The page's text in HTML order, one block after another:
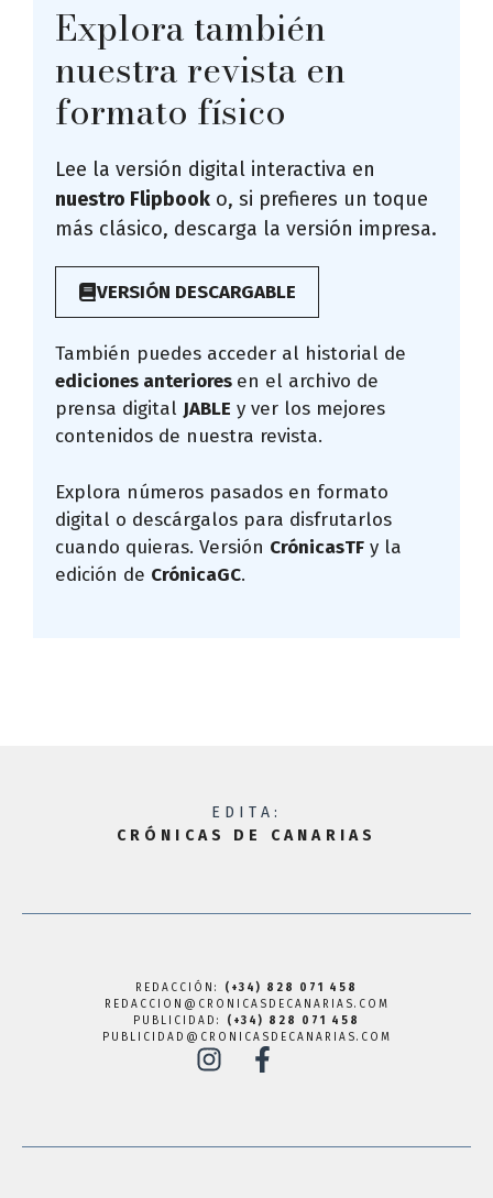
Explora también
nuestra revista en
formato físico
Lee la versión digital interactiva en
nuestro Flipbook o, si prefieres un toque
más clásico, descarga la versión impresa.
VERSIÓN DESCARGABLE
También puedes acceder al historial de
ediciones anteriores en el archivo de
prensa digital JABLE y ver los mejores
contenidos de nuestra revista.
Explora números pasados en formato
digital o descárgalos para disfrutarlos
cuando quieras. Versión CrónicasTF y la
edición de CrónicaGC.
EDITA:
CRÓNICAS DE CANARIAS
REDACCIÓN: (+34) 828 071 458
REDACCION@CRONICASDECANARIAS.COM
PUBLICIDAD: (+34) 828 071 458
PUBLICIDAD@CRONICASDECANARIAS.COM